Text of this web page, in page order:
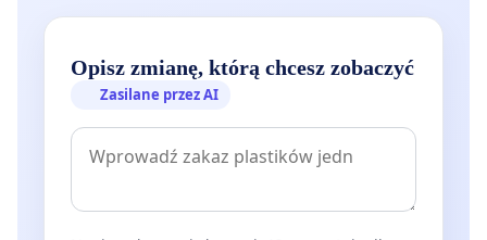
Opisz zmianę, którą chcesz zobaczyć
Zasilane przez AI